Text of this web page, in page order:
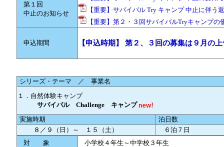
第１回
中止のお知らせ
【重要】サバイバル Try キャンプ 中止に伴う
【重要】第２・３回サバイバルTryキャンプの
申込期間 【申込時期】 第２、３回の募集は９月の
シリーズ・テーマ ／ 事業名
１．自然体験キャンプ
サバイバル Challenge キャンプ
実施時期
泊日数
８／９（日）～ １５（土）
６泊７日
対 象
小学校４年生～中学校３年生